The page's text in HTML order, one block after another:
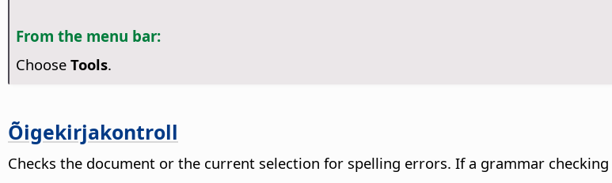
From the menu bar:
Choose Tools.
Õigekirjakontroll
Checks the document or the current selection for spelling errors. If a grammar